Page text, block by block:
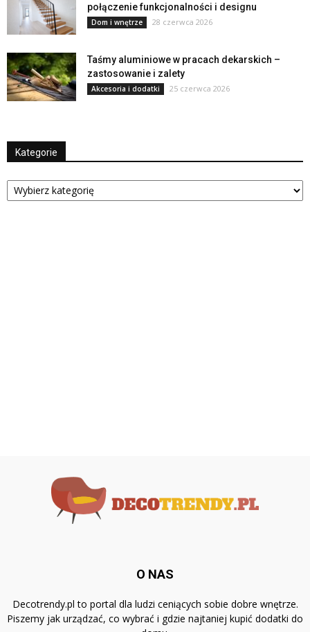
połączenie funkcjonalności i designu
Dom i wnętrze 28 czerwca 2026
Taśmy aluminiowe w pracach dekarskich –
zastosowanie i zalety
Akcesoria i dodatki 25 czerwca 2026
Kategorie
Kategorie
O NAS
Decotrendy.pl to portal dla ludzi ceniących sobie dobre wnętrze.
Piszemy jak urządzać, co wybrać i gdzie najtaniej kupić dodatki do